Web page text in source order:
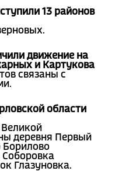
13 районов
движение на
и Картукова
связаны с
области
Великой
деревня Первый
Борилово
Соборовка
Глазуновка.